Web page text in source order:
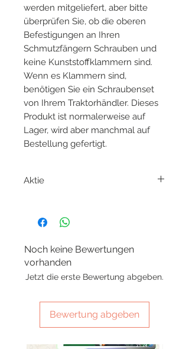
werden mitgeliefert, aber bitte
überprüfen Sie, ob die oberen
Befestigungen an Ihren
Schmutzfängern Schrauben und
keine Kunststoffklammern sind.
Wenn es Klammern sind,
benötigen Sie ein Schraubenset
von Ihrem Traktorhändler. Dieses
Produkt ist normalerweise auf
Lager, wird aber manchmal auf
Bestellung gefertigt.
Aktie
auf Lager, wird manchmal aber auf
Bestellung gefertigt.
Noch keine Bewertungen
vorhanden
Jetzt die erste Bewertung abgeben.
Bewertung abgeben